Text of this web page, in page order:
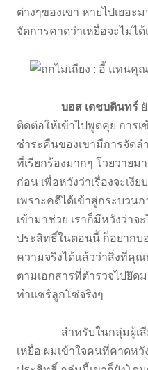
ต่างๆของเขา หายไปเยอะ
จัดการคาดว่าเหยื่อจะไม่ไ
บอส เดชบดินทร์
ติดต่อให้เข้าไปพูดคุย การ
ชำระคืนของเขามีการจัดล
ที่เรียกร้องมากๆ โวยวายม
ก่อน เพื่อหวังว่าเรื่องจะเงี
เพราะคดีได้เข้าสู่กระบว
เข้ามาช่วย เราก็มีหวังว่าจ
ประสิทธิ์ในตอนนี้ ก็อยากบ
ความจริงได้แล้วว่าสิ่งที่คุ
ตามเอกสารที่ตำรวจไปยึ
ทำแชร์ลูกโซ่จริงๆ
สำหรับในกลุ่มผู้เสียห
เหยื่อ ผมเข้าใจคนที่คาดห